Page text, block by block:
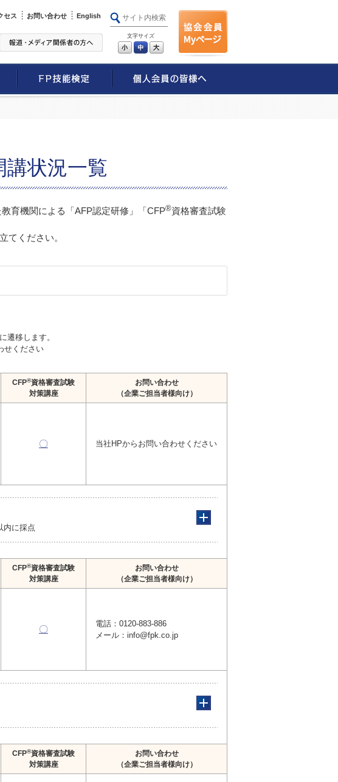
セス お問い合わせ English
文字サイズ
小 中
状況一覧
育機関による「AFP認定研修」「CFP®資格審査試験
てください。
遷移します。
せください
CFP®資格審査試験
対策講座
お問い合わせ
（企業ご担当者様向け）
〇 当社HPからお問い合わせください
内に採点
CFP®資格審査試験
対策講座
お問い合わせ
（企業ご担当者様向け）
〇
電話：0120-883-886
メール：info@fpk.co.jp
CFP®資格審査試験
対策講座
お問い合わせ
（企業ご担当者様向け）